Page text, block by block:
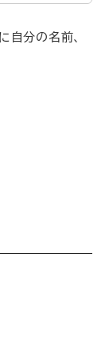
自分の名前、